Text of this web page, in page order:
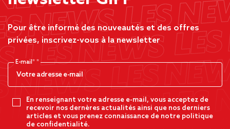
Pour être informé des nouveautés et des offres
privées, inscrivez-vous à la newsletter
E-mail*
En renseignant votre adresse e-mail, vous acceptez de
recevoir nos dernères actualités ainsi que nos derniers
articles et vous prenez connaissance de notre politique
de confidentialité.